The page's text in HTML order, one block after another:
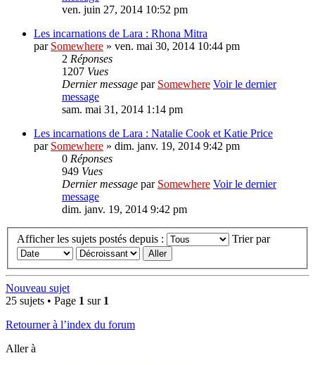
ven. juin 27, 2014 10:52 pm
Les incarnations de Lara : Rhona Mitra
par Somewhere » ven. mai 30, 2014 10:44 pm
2 Réponses
1207 Vues
Dernier message par Somewhere Voir le dernier
message
sam. mai 31, 2014 1:14 pm
Les incarnations de Lara : Natalie Cook et Katie Price
par Somewhere » dim. janv. 19, 2014 9:42 pm
0 Réponses
949 Vues
Dernier message par Somewhere Voir le dernier
message
dim. janv. 19, 2014 9:42 pm
Afficher les sujets postés depuis : Trier par
Nouveau sujet
25 sujets • Page 1 sur 1
Retourner à l’index du forum
Aller à